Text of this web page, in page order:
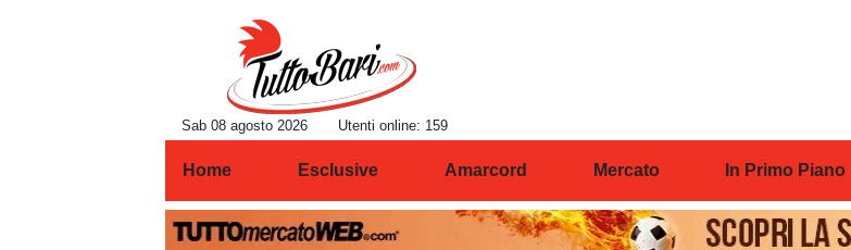
Sab 08 agosto 2026 Utenti online: 159
Home Esclusive Amarcord Mercato In Primo Piano